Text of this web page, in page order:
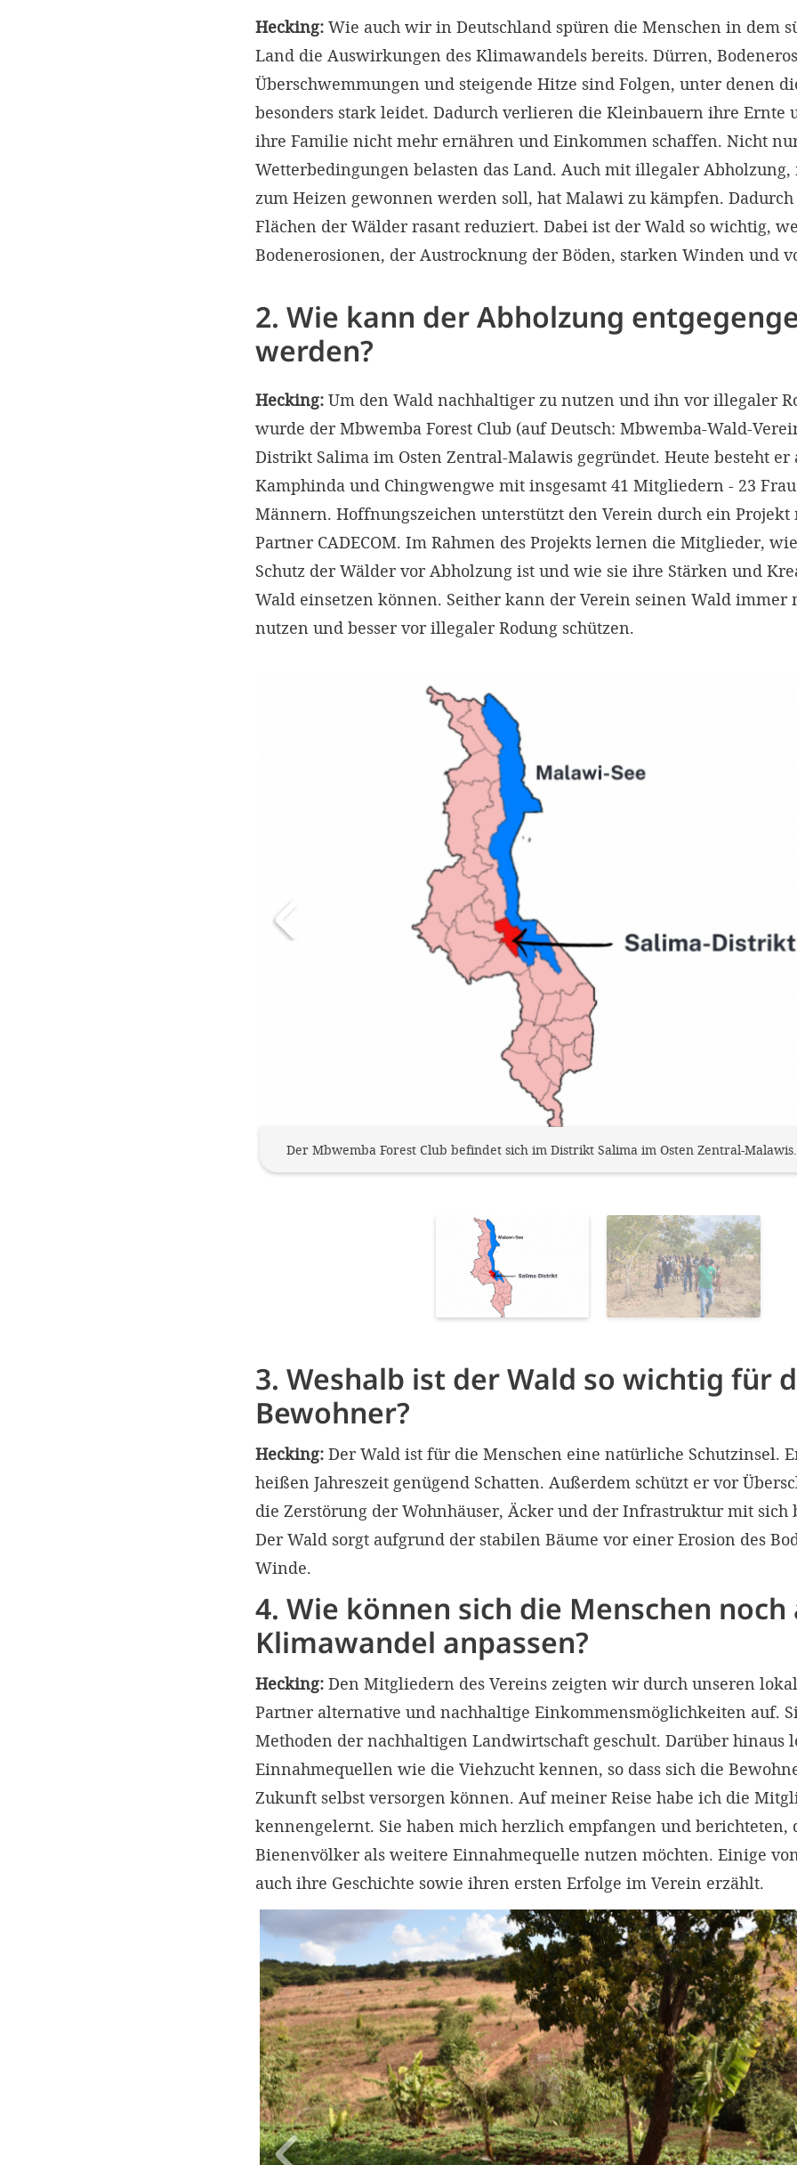
Hecking: Wie auch wir in Deutschland spüren die Menschen in dem
Land die Auswirkungen des Klimawandels bereits. Dürren,
Überschwemmungen und steigende Hitze sind Folgen, unter denen
besonders stark leidet. Dadurch verlieren die Kleinbauern ihre Ernte
ihre Familie nicht mehr ernähren und Einkommen schaffen. Nicht
Wetterbedingungen belasten das Land. Auch mit illegaler
zum Heizen gewonnen werden soll, hat Malawi zu kämpfen. Dadurch
Flächen der Wälder rasant reduziert. Dabei ist der Wald so wichtig,
Bodenerosionen, der Austrocknung der Böden, starken Winden und
2. Wie kann der Abholzung
werden?
Hecking: Um den Wald nachhaltiger zu nutzen und ihn vor illegaler
wurde der Mbwemba Forest Club (auf Deutsch: Mbwemba-Wald-
Distrikt Salima im Osten Zentral-Malawis gegründet. Heute besteht er
Kamphinda und Chingwengwe mit insgesamt 41 Mitgliedern - 23
Männern. Hoffnungszeichen unterstützt den Verein durch ein
Partner CADECOM. Im Rahmen des Projekts lernen die Mitglieder,
Schutz der Wälder vor Abholzung ist und wie sie ihre Stärken und
Wald einsetzen können. Seither kann der Verein seinen Wald immer
nutzen und besser vor illegaler Rodung schützen.
Der Mbwemba Forest Club befindet sich im Distrikt Salima im Osten Zentral-Malawis.
3. Weshalb ist der Wald so wichtig für
Bewohner?
Hecking: Der Wald ist für die Menschen eine natürliche Schutzinsel.
heißen Jahreszeit genügend Schatten. Außerdem schützt er vor
die Zerstörung der Wohnhäuser, Äcker und der Infrastruktur mit sich
Der Wald sorgt aufgrund der stabilen Bäume vor einer Erosion des
Winde.
4. Wie können sich die Menschen noch
Klimawandel anpassen?
Hecking: Den Mitgliedern des Vereins zeigten wir durch unseren
Partner alternative und nachhaltige Einkommensmöglichkeiten auf.
Methoden der nachhaltigen Landwirtschaft geschult. Darüber hinaus
Einnahmequellen wie die Viehzucht kennen, so dass sich die
Zukunft selbst versorgen können. Auf meiner Reise habe ich die
kennengelernt. Sie haben mich herzlich empfangen und berichteten,
Bienenvölker als weitere Einnahmequelle nutzen möchten. Einige
auch ihre Geschichte sowie ihren ersten Erfolge im Verein erzählt.